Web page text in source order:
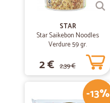
STAR
Star Saikebon Noodles
Verdure 59 gr.
2 € 2,39 €
-13%